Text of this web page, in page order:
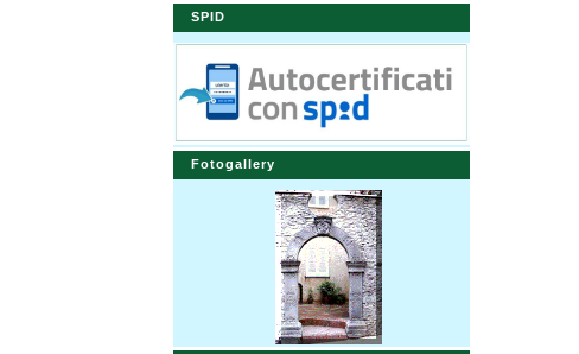
SPID
Fotogallery